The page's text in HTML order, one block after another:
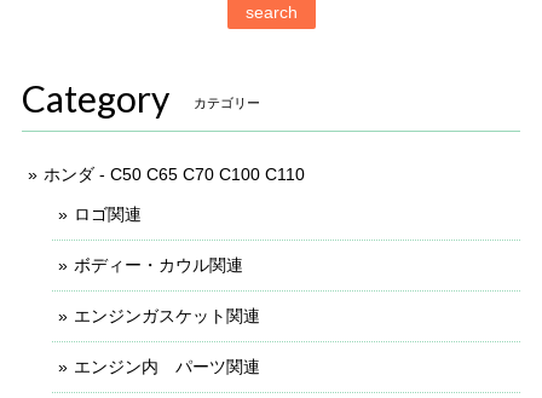
search
Category カテゴリー
ホンダ - C50 C65 C70 C100 C110
ロゴ関連
ボディー・カウル関連
エンジンガスケット関連
エンジン内 パーツ関連